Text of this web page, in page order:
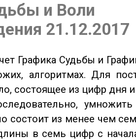
и Воли
21.12.2017
Графика Судьбы и
алгоритмах. Для
состоящее из цифр дня
состоит из менее чем
в семь цифр с